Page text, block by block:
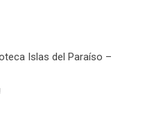
Islas del Paraíso –